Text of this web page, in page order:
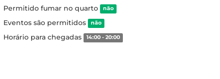
Permitido fumar no quarto não
Eventos são permitidos não
Horário para chegadas 14:00 - 20:00